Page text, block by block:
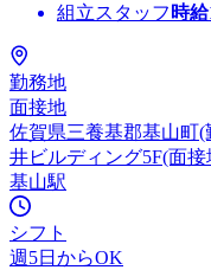
組立スタッフ 時給
勤務地
面接地
佐賀県三養基郡基山町(
井ビルディング5F(面接
基山駅
シフト
週5日からOK